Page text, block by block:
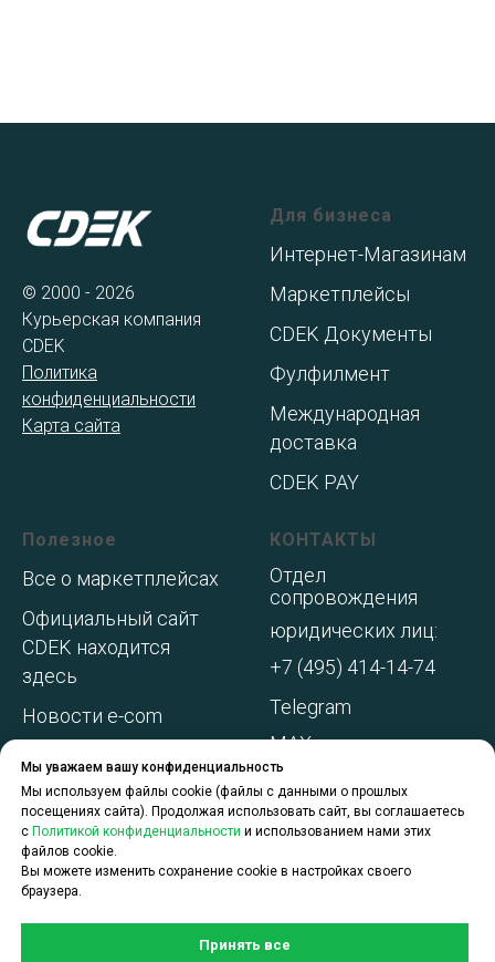
Мы уважаем вашу конфиденциальность
Мы используем файлы cookie (файлы с данными о прошлых
посещениях сайта). Продолжая использовать сайт, вы соглашаетесь
с Политикой конфиденциальности и использованием нами этих
файлов cookie.
Вы можете изменить сохранение cookie в настройках своего
браузера.
Принять все
© 2000 - 2026
Курьерская компания
CDEK
Политика
конфиденциальности
Карта сайта
Для бизнеса
Интернет-Магазинам
Маркетплейсы
CDEK Документы
Фулфилмент
Международная
доставка
CDEK PAY
Полезное
Все о маркетплейсах
Официальный сайт
CDEK находится
здесь
Новости e-com
Акции и
спецпредложения
О компании
КОНТАКТЫ
Отдел
сопровождения
юридических лиц:
+7 (495) 414-14-74
Telegram
MAX